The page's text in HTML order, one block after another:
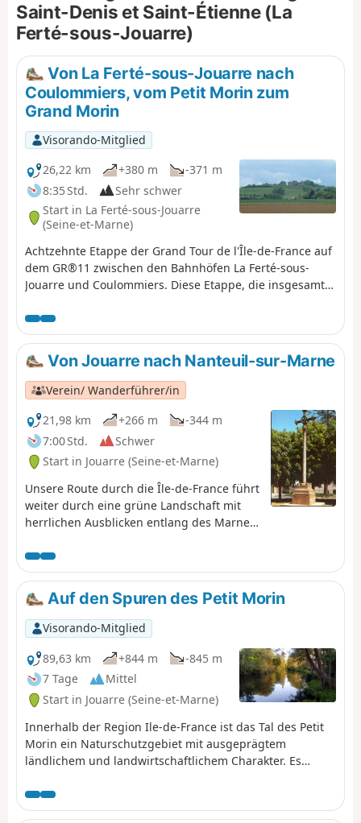
Saint-Denis et Saint-Étienne (La
Ferté-sous-Jouarre)
Von La Ferté-sous-Jouarre nach
Coulommiers, vom Petit Morin zum
Grand Morin
Visorando-Mitglied
26,22 km
+380 m
-371 m
8:35 Std.
Sehr schwer
Start in La Ferté-sous-Jouarre
(Seine-et-Marne)
Achtzehnte Etappe der Grand Tour de l'Île-de-France auf
dem GR®11 zwischen den Bahnhöfen La Ferté-sous-
Jouarre und Coulommiers. Diese Etappe, die insgesamt
Durchquerung der Brie und gipfelt im Aufstieg zum
Hügel von Doue, der das Plateau überragt. Sie verbindet
auch die beiden Flüsse namens Morin, den Petit im
Norden und den Grand im Süden.
Von Jouarre nach Nanteuil-sur-Marne
Verein/ Wanderführer/in
21,98 km
+266 m
-344 m
7:00 Std.
Schwer
Start in Jouarre (Seine-et-Marne)
Unsere Route durch die Île-de-France führt
weiter durch eine grüne Landschaft mit
herrlichen Ausblicken entlang des Marne-
religiösem Erbe.Saint-Colomban
bevorzugte auf seinem Weg ins Exil die
einladenderen Täler; er folgte der Marne
und dann über Reims in Richtung Metz; er
setzte seine Evangelisierungsarbeit im
Maastal fort, vom Rhein bis zum Bodensee,
bevor er über die Alpenpässe nach Italien
zurückkehrte und in Bobbio Halt machte.
Auf den Spuren des Petit Morin
Visorando-Mitglied
89,63 km
+844 m
-845 m
7 Tage
Mittel
Start in Jouarre (Seine-et-Marne)
Innerhalb der Region Ile-de-France ist das Tal des Petit
Morin ein Naturschutzgebiet mit ausgeprägtem
ländlichem und landwirtschaftlichem Charakter. Es
im eigentlichen Sinne, sondern um sieben
Rundwanderungen mit einer Dauer von 3 bis 4 Stunden,